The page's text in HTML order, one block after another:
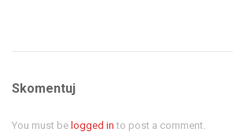
Skomentuj
You must be logged in to post a comment.